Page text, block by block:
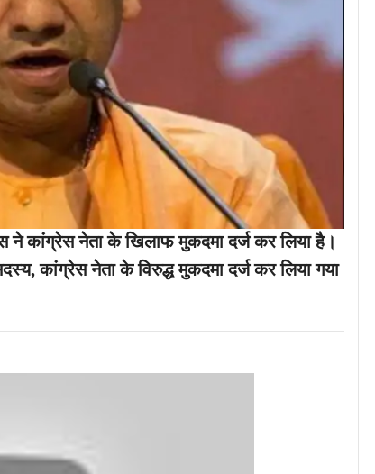
ने कांग्रेस नेता के खिलाफ मुकदमा दर्ज कर लिया है।
कांग्रेस नेता के विरुद्ध मुकदमा दर्ज कर लिया गया